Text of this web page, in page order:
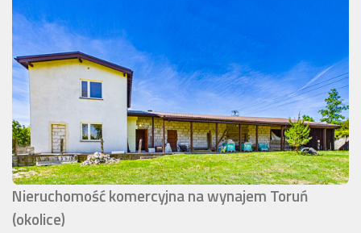
Nieruchomość komercyjna na wynajem Toruń
(okolice)